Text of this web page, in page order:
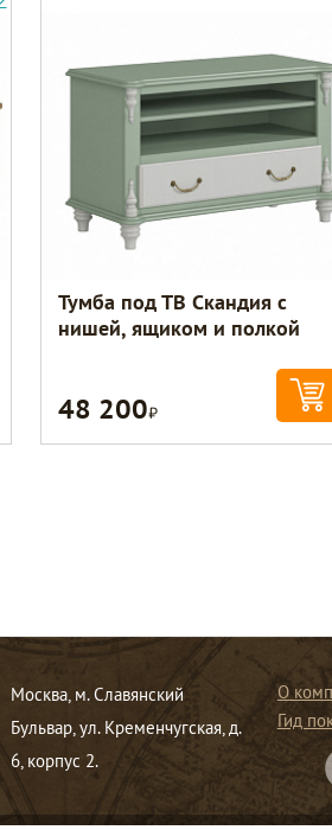
Тумба под ТВ Скандия с
нишей, ящиком и полкой
48 200Р
Москва, м. Славянский
Бульвар, ул. Кременчугская, д.
6, корпус 2.
О
Гид